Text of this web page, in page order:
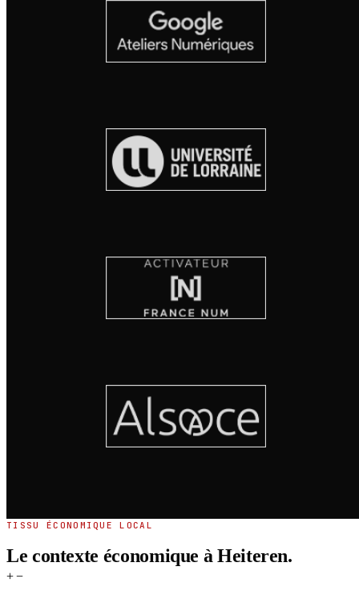
TISSU ÉCONOMIQUE LOCAL
Le contexte économique à Heiteren.
+ −